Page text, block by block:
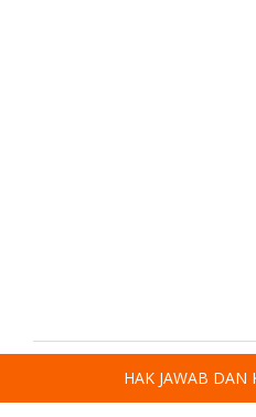
HAK JAWAB DAN